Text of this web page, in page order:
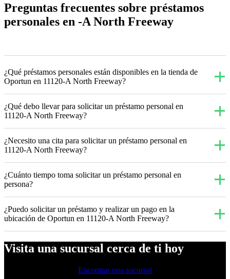
Preguntas frecuentes sobre préstamos
personales en -A North Freeway
¿Qué préstamos personales están disponibles en la tienda de
Oportun en 11120-A North Freeway?
¿Qué debo llevar para solicitar un préstamo personal en
11120-A North Freeway?
¿Necesito una cita para solicitar un préstamo personal en
11120-A North Freeway?
¿Cuánto tiempo toma solicitar un préstamo personal en
persona?
¿Puedo solicitar un préstamo y realizar un pago en la
ubicación de Oportun en 11120-A North Freeway?
Visita una sucursal cerca de ti hoy
Encontrar una sucursal